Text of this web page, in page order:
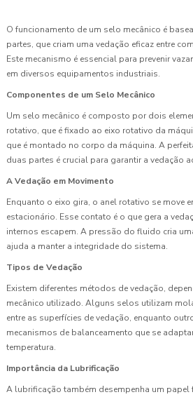
O funcionamento de um selo mecânico é
partes, que criam uma vedação eficaz entre
Este mecanismo é essencial para prevenir
em diversos equipamentos industriais.
Componentes de um Selo Mecânico
Um selo mecânico é composto por dois
rotativo, que é fixado ao eixo rotativo da
que é montado no corpo da máquina. A
duas partes é crucial para garantir a vedação
A Vedação em Movimento
Enquanto o eixo gira, o anel rotativo se move
estacionário. Esse contato é o que gera a
internos escapem. A pressão do fluido cria
ajuda a manter a integridade do sistema.
Tipos de Vedação
Existem diferentes métodos de vedação,
mecânico utilizado. Alguns selos utilizam
entre as superfícies de vedação, enquanto
mecanismos de balanceamento que se
temperatura.
Importância da Lubrificação
A lubrificação também desempenha um papel